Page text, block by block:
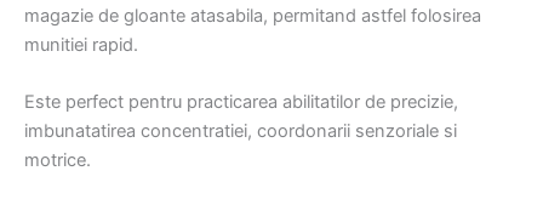
magazie de gloante atasabila, permitand astfel folosirea
munitiei rapid.
Este perfect pentru practicarea abilitatilor de precizie,
imbunatatirea concentratiei, coordonarii senzoriale si
motrice.